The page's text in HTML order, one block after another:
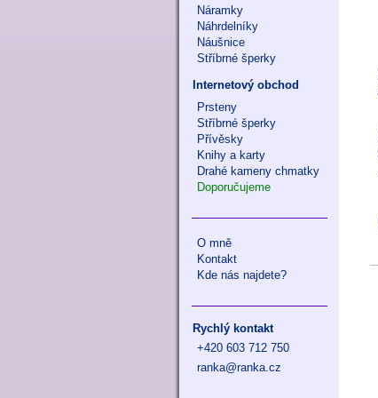
Náramky
Náhrdelníky
Náušnice
Stříbrné šperky
Internetový obchod
Prsteny
Stříbrné šperky
Přívěsky
Knihy a karty
Drahé kameny chmatky
Doporučujeme
O mně
Kontakt
Kde nás najdete?
Rychlý kontakt
+420 603 712 750
ranka@ranka.cz